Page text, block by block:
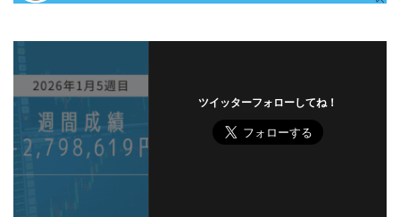
ツイッターフォローしてね！